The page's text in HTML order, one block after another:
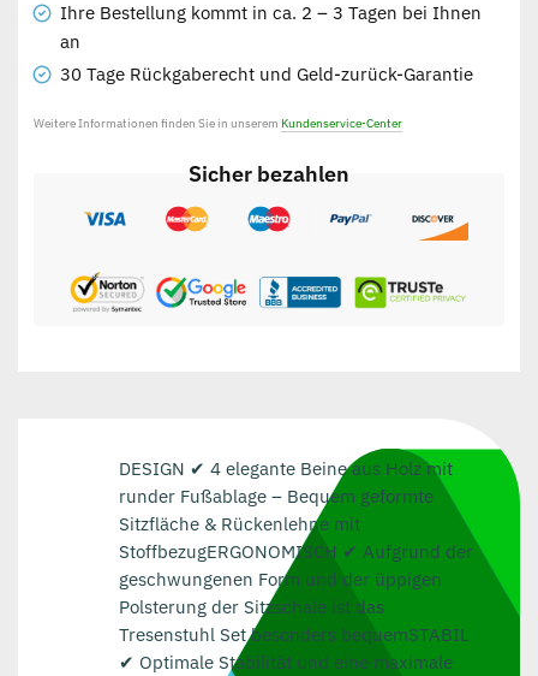
Ihre Bestellung kommt in ca. 2 – 3 Tagen bei Ihnen
an
30 Tage Rückgaberecht und Geld-zurück-Garantie
Weitere Informationen finden Sie in unserem Kundenservice-Center
Sicher bezahlen
DESIGN ✔ 4 elegante Beine aus Holz mit
runder Fußablage – Bequem geformte
Sitzfläche & Rückenlehne mit
StoffbezugERGONOMISCH ✔ Aufgrund der
geschwungenen Form und der üppigen
Polsterung der Sitzschale ist das
Tresenstuhl Set besonders bequemSTABIL
✔ Optimale Stabilität und eine maximale